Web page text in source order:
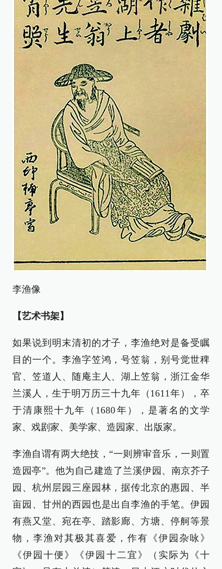
李渔像
【艺术书架】
如果说到明末清初的才子，李渔绝对是备受瞩
目的一个。李渔字笠鸿，号笠翁，别号觉世稗
官、笠道人、随庵主人、湖上笠翁，浙江金华
兰溪人，生于明万历三十九年（1611年），卒
于清康熙十九年（1680年），是著名的文学
家、戏剧家、美学家、造园家、出版家。
李渔自谓有两大绝技，“一则辨审音乐，一则置
造园亭”。他为自己建造了兰溪伊园、南京芥子
园、杭州层园三座园林，据传北京的惠园、半
亩园、甘州的西园也是出自李渔的手笔。伊园
有燕又堂、宛在亭、踏影廊、方塘、停舸等景
物，李渔对其极其喜爱，作有《伊园杂咏》
《伊园十便》《伊园十二宜》（实际为《十